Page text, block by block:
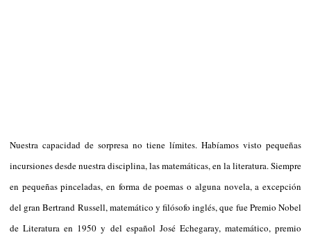
Nuestra capacidad de sorpresa no tiene límites. Habíamos visto pequeñas
incursiones desde nuestra disciplina, las matemáticas, en la literatura. Siempre
en pequeñas pinceladas, en forma de poemas o alguna novela, a excepción
del gran Bertrand Russell, matemático y filósofo inglés, que fue Premio Nobel
de Literatura en 1950 y del español José Echegaray, matemático, premio